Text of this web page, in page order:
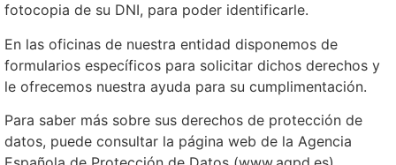
fotocopia de su DNI, para poder identificarle.
En las oficinas de nuestra entidad disponemos de
formularios específicos para solicitar dichos derechos y
le ofrecemos nuestra ayuda para su cumplimentación.
Para saber más sobre sus derechos de protección de
datos, puede consultar la página web de la Agencia